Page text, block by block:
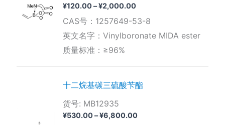
¥120.00–¥2,000.00价
范
围：
¥120.00
CAS号：1257649-53-8
英文名字：Vinylboronate MIDA ester
质量标准：≥96%
十二烷基碳三硫酸苄酯
货号: MB12935
¥530.00–¥6,800.00价